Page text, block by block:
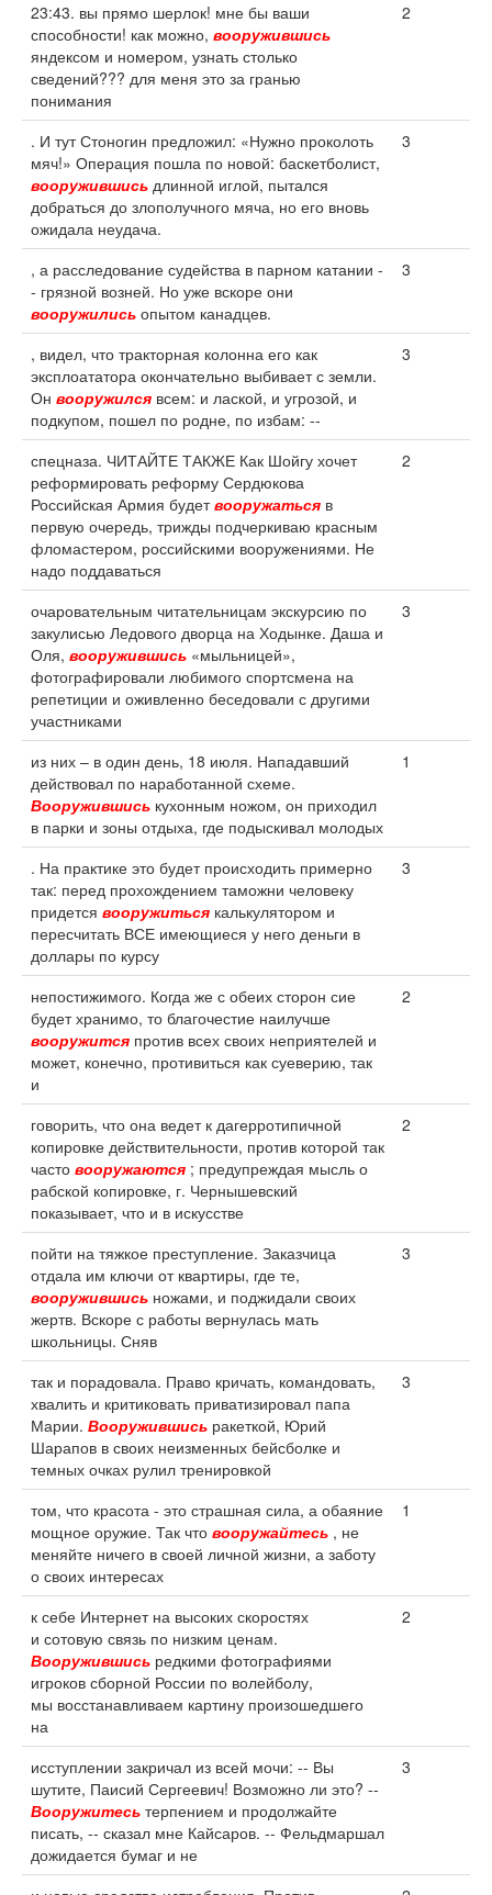
23:43. вы прямо шерлок! мне бы ваши
способности! как можно, вооружившись
яндексом и номером, узнать столько
сведений??? для меня это за гранью
понимания
2
. И тут Стоногин предложил: «Нужно проколоть
мяч!» Операция пошла по новой: баскетболист,
вооружившись длинной иглой, пытался
добраться до злополучного мяча, но его вновь
ожидала неудача.
3
, а расследование судейства в парном катании -
- грязной возней. Но уже вскоре они
вооружились опытом канадцев.
3
, видел, что тракторная колонна его как
эксплоататора окончательно выбивает с земли.
Он вооружился всем: и лаской, и угрозой, и
подкупом, пошел по родне, по избам: --
3
спецназа. ЧИТАЙТЕ ТАКЖЕ Как Шойгу хочет
реформировать реформу Сердюкова
Российская Армия будетвооружаться в
первую очередь, трижды подчеркиваю красным
фломастером, российскими вооружениями. Не
надо поддаваться
2
очаровательным читательницам экскурсию по
закулисью Ледового дворца на Ходынке. Даша и
Оля, вооружившись «мыльницей»,
фотографировали любимого спортсмена на
репетиции и оживленно беседовали с другими
участниками
3
из них – в один день, 18 июля. Нападавший
действовал по наработанной схеме.
Вооружившись кухонным ножом, он приходил
в парки и зоны отдыха, где подыскивал молодых
1
. На практике это будет происходить примерно
так: перед прохождением таможни человеку
придется вооружиться калькулятором и
пересчитать ВСЕ имеющиеся у него деньги в
доллары по курсу
3
непостижимого. Когда же с обеих сторон сие
будет хранимо, то благочестие наилучше
вооружится против всех своих неприятелей и
может, конечно, противиться как суеверию, так
и
2
говорить, что она ведет к дагерротипичной
копировке действительности, против которой так
часто вооружаются ; предупреждая мысль о
рабской копировке, г. Чернышевский
показывает, что и в искусстве
2
пойти на тяжкое преступление. Заказчица
отдала им ключи от квартиры, где те,
вооружившись ножами, и поджидали своих
жертв. Вскоре с работы вернулась мать
школьницы. Сняв
3
так и порадовала. Право кричать, командовать,
хвалить и критиковать приватизировал папа
Марии. Вооружившись ракеткой, Юрий
Шарапов в своих неизменных бейсболке и
темных очках рулил тренировкой
3
том, что красота - это страшная сила, а обаяние
мощное оружие. Так что вооружайтесь , не
меняйте ничего в своей личной жизни, а заботу
о своих интересах
1
к себе Интернет на высоких скоростях
и сотовую связь по низким ценам.
Вооружившись редкими фотографиями
игроков сборной России по волейболу,
мы восстанавливаем картину произошедшего
на
2
исступлении закричал из всей мочи: -- Вы
шутите, Паисий Сергеевич! Возможно ли это? --
Вооружитесь терпением и продолжайте
писать, -- сказал мне Кайсаров. -- Фельдмаршал
дожидается бумаг и не
3